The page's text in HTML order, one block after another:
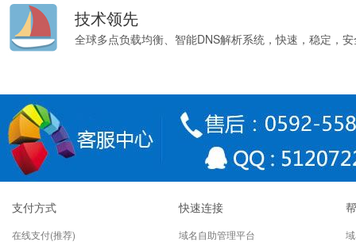
技术领先
全球多点负载均衡、智能DNS解析系统，快速，稳定，
支付方式
在线支付(推荐)
快速连接
域名自助管理平台